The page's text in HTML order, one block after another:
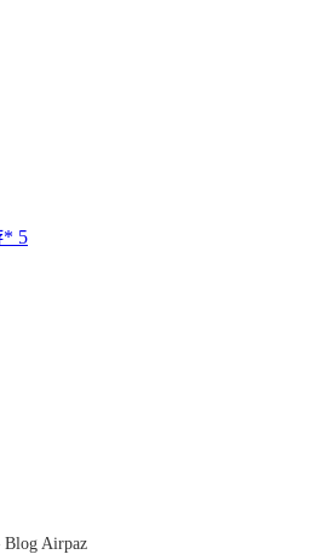
* 5
Airpaz